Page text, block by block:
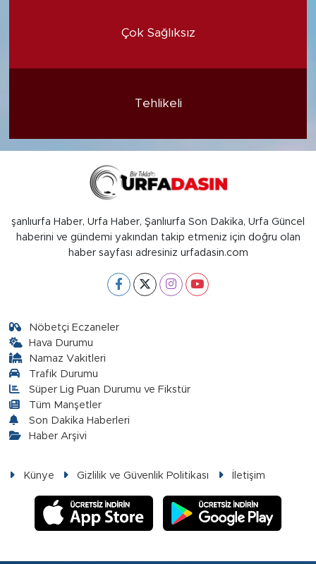
Çok Sağlıksız
Tehlikeli
şanlıurfa Haber, Urfa Haber, Şanlıurfa Son Dakika, Urfa Güncel
haberini ve gündemi yakından takip etmeniz için doğru olan
haber sayfası adresiniz urfadasin.com
Nöbetçi Eczaneler
Hava Durumu
Namaz Vakitleri
Trafik Durumu
Süper Lig Puan Durumu ve Fikstür
Tüm Manşetler
Son Dakika Haberleri
Haber Arşivi
Künye Gizlilik ve Güvenlik Politikası İletişim